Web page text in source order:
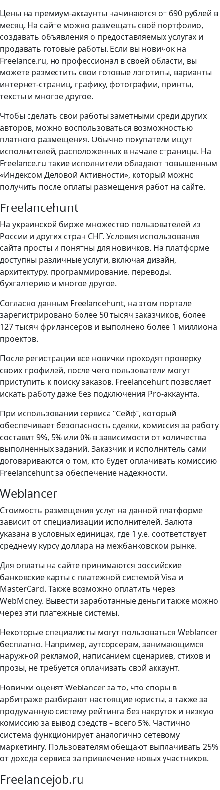
Цены на премиум-аккаунты начинаются от 690 рублей в
месяц. На сайте можно размещать своё портфолио,
создавать объявления о предоставляемых услугах и
продавать готовые работы. Если вы новичок на
Freelance.ru, но профессионал в своей области, вы
можете разместить свои готовые логотипы, варианты
интернет-страниц, графику, фотографии, принты,
тексты и многое другое.
Чтобы сделать свои работы заметными среди других
авторов, можно воспользоваться возможностью
платного размещения. Обычно покупатели ищут
исполнителей, расположенных в начале страницы. На
Freelance.ru такие исполнители обладают повышенным
«Индексом Деловой Активности», который можно
получить после оплаты размещения работ на сайте.
Freelancehunt
На украинской бирже множество пользователей из
России и других стран СНГ. Условия использования
сайта просты и понятны для новичков. На платформе
доступны различные услуги, включая дизайн,
архитектуру, программирование, переводы,
бухгалтерию и многое другое.
Согласно данным Freelancehunt, на этом портале
зарегистрировано более 50 тысяч заказчиков, более
127 тысяч фрилансеров и выполнено более 1 миллиона
проектов.
После регистрации все новички проходят проверку
своих профилей, после чего пользователи могут
приступить к поиску заказов. Freelancehunt позволяет
искать работу даже без подключения Pro-аккаунта.
При использовании сервиса “Сейф”, который
обеспечивает безопасность сделки, комиссия за работу
составит 9%, 5% или 0% в зависимости от количества
выполненных заданий. Заказчик и исполнитель сами
договариваются о том, кто будет оплачивать комиссию
Freelancehunt за обеспечение надежности.
Weblancer
Стоимость размещения услуг на данной платформе
зависит от специализации исполнителей. Валюта
указана в условных единицах, где 1 у.е. соответствует
среднему курсу доллара на межбанковском рынке.
Для оплаты на сайте принимаются российские
банковские карты с платежной системой Visa и
MasterCard. Также возможно оплатить через
WebMoney. Вывести заработанные деньги также можно
через эти платежные системы.
Некоторые специалисты могут пользоваться Weblancer
бесплатно. Например, аутсорсерам, занимающимся
наружной рекламой, написанием сценариев, стихов и
прозы, не требуется оплачивать свой аккаунт.
Новички оценят Weblancer за то, что споры в
арбитраже разбирают настоящие юристы, а также за
продуманную систему рейтинга без накруток и низкую
комиссию за вывод средств – всего 5%. Частично
система функционирует аналогично сетевому
маркетингу. Пользователям обещают выплачивать 25%
от дохода сервиса за привлечение новых участников.
Freelancejob.ru